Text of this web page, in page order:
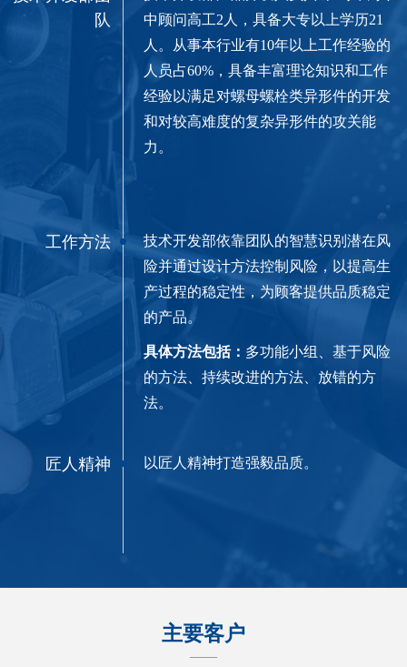
队
中顾问高工2人，具备大专以上学历21
人。从事本行业有10年以上工作经验的
人员占60%，具备丰富理论知识和工作
经验以满足对螺母螺栓类异形件的开发
和对较高难度的复杂异形件的攻关能
力。
工作方法
技术开发部依靠团队的智慧识别潜在风
险并通过设计方法控制风险，以提高生
产过程的稳定性，为顾客提供品质稳定
的产品。
具体方法包括： 多功能小组、基于风险
的方法、持续改进的方法、放错的方
法。
匠人精神 以匠人精神打造强毅品质。
主要客户